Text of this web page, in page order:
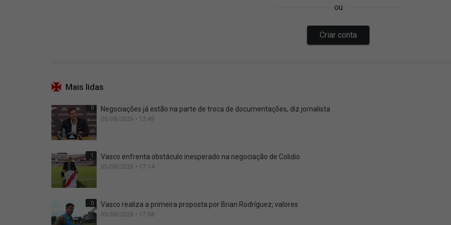
Mais lidas
0 Negociações já estão na parte de troca de documentações, diz jornalista
05/08/2026 • 12:49
1 Vasco enfrenta obstáculo inesperado na negociação de Colidio
05/08/2026 • 17:14
0 Vasco realiza a primeira proposta por Brian Rodríguez; valores
05/08/2026 • 17:58